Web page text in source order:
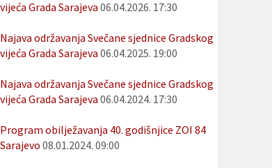
vijeća Grada Sarajeva 06.04.2026. 17:30
Najava održavanja Svečane sjednice Gradskog
vijeća Grada Sarajeva 06.04.2025. 19:00
Najava održavanja Svečane sjednice Gradskog
vijeća Grada Sarajeva 06.04.2024. 17:30
Program obilježavanja 40. godišnjice ZOI 84
Sarajevo 08.01.2024. 09:00